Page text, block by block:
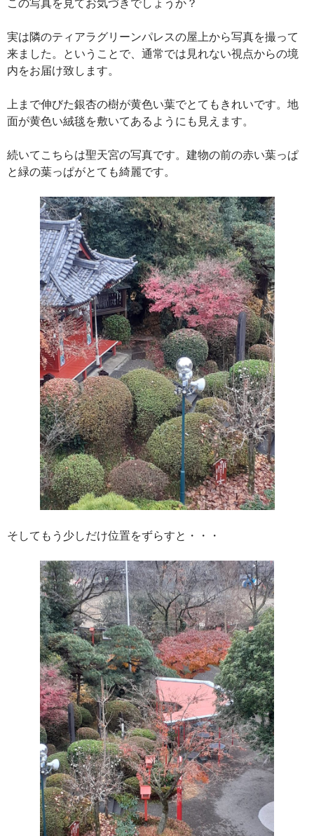
実は隣のティアラグリーンパレスの屋上から写真を撮って
来ました。ということで、通常では見れない視点からの境
内をお届け致します。
上まで伸びた銀杏の樹が黄色い葉でとてもきれいです。地
面が黄色い絨毯を敷いてあるようにも見えます。
続いてこちらは聖天宮の写真です。建物の前の赤い葉っぱ
と緑の葉っぱがとても綺麗です。
そしてもう少しだけ位置をずらすと・・・